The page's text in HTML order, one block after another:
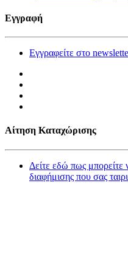
Εγγραφή
Εγγραφείτε στο
Αίτηση Καταχώρισης
Δείτε εδώ πως μπορείτε
διαφήμισης που σας